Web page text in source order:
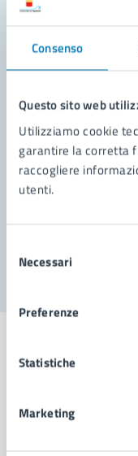
Consenso
Questo sito web
Utilizziamo cookie
garantire la corretta
raccogliere
utenti.
delNecessari
Preferenze
Statistiche
Marketing
Contatta il
Leggi le
Richiedi
Prenota